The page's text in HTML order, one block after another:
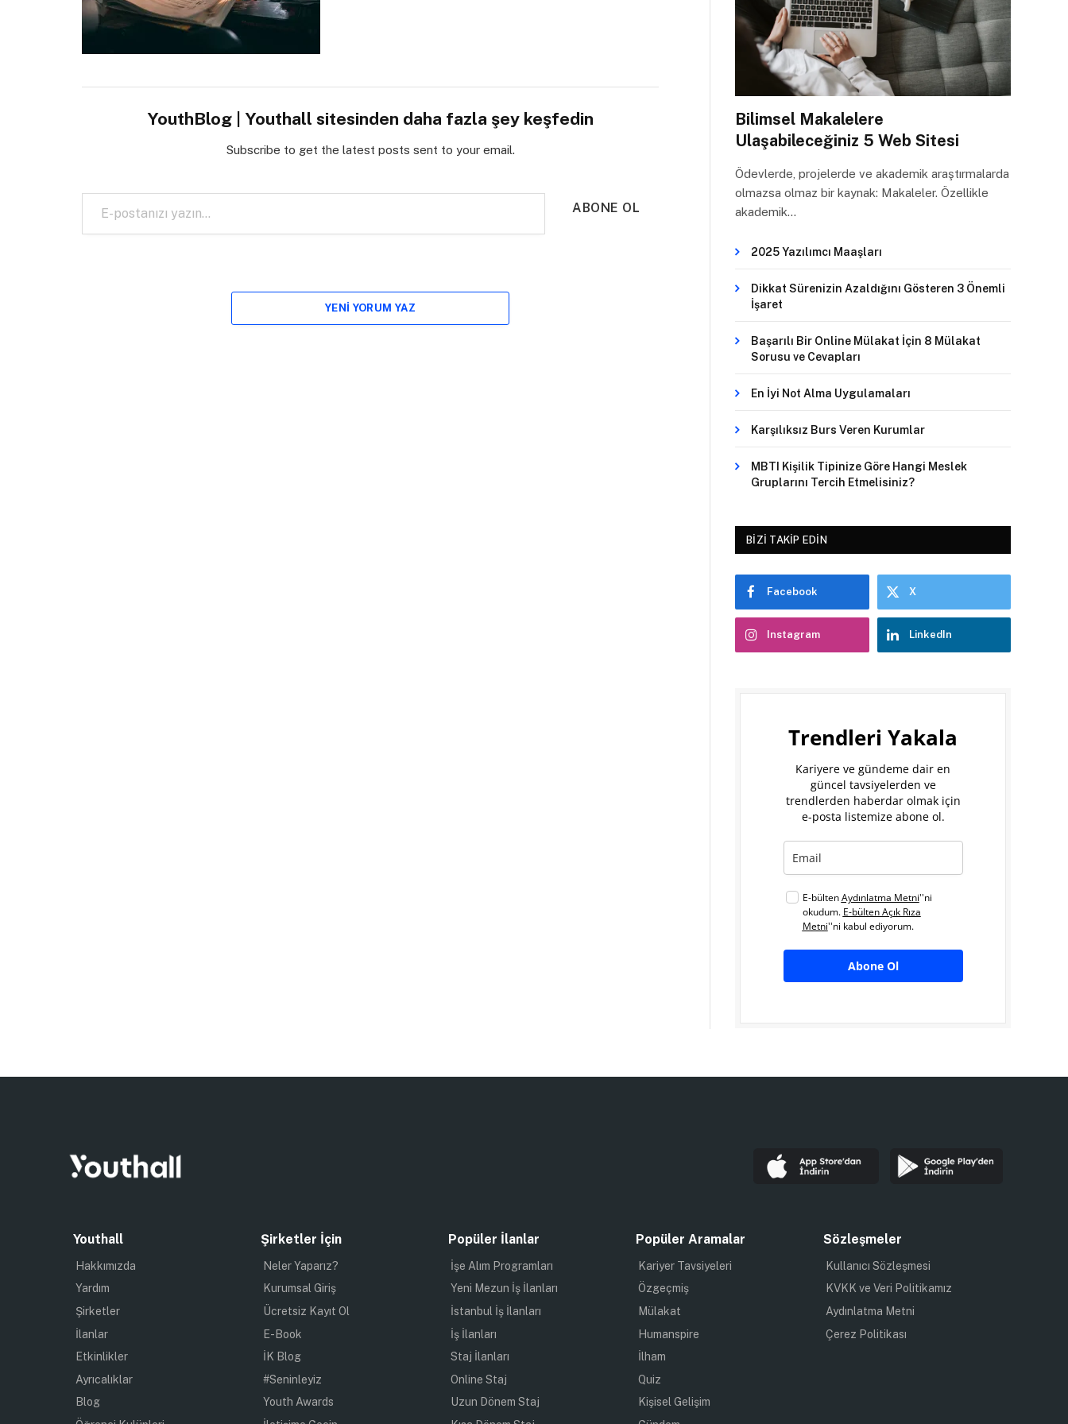
YouthBlog | Youthall sitesinden daha fazla şey keşfedin
Subscribe to get the latest posts sent to your email.
E-postanızı yazın…
ABONE OL
YENI YORUM YAZ
Bilimsel Makalelere
Ulaşabileceğiniz 5 Web Sitesi
Ödevlerde, projelerde ve akademik araştırmalarda
olmazsa olmaz bir kaynak: Makaleler. Özellikle
akademik…
2025 Yazılımcı Maaşları
Dikkat Sürenizin Azaldığını Gösteren 3 Önemli
İşaret
Başarılı Bir Online Mülakat İçin 8 Mülakat
Sorusu ve Cevapları
En İyi Not Alma Uygulamaları
Karşılıksız Burs Veren Kurumlar
MBTI Kişilik Tipinize Göre Hangi Meslek
Gruplarını Tercih Etmelisiniz?
BIZI TAKIP EDIN
Facebook X
Instagram LinkedIn
Trendleri Yakala
Kariyere ve gündeme dair en
güncel tavsiyelerden ve
trendlerden haberdar olmak için
e-posta listemize abone ol.
E-bültenAydınlatma Metni''ni
okudum. E-bülten Açık Rıza
Metni''ni kabul ediyorum.
Abone Ol
Youthall
Hakkımızda
Yardım
Şirketler
İlanlar
Etkinlikler
Ayrıcalıklar
Blog
Şirketler İçin
Neler Yaparız?
Kurumsal Giriş
Ücretsiz Kayıt Ol
E-Book
İK Blog
#Seninleyiz
Youth Awards
Popüler İlanlar
İşe Alım Programları
Yeni Mezun İş İlanları
İstanbul İş İlanları
İş İlanları
Staj İlanları
Online Staj
Uzun Dönem Staj
Popüler Aramalar
Kariyer Tavsiyeleri
Özgeçmiş
Mülakat
Humanspire
İlham
Quiz
Kişisel Gelişim
Sözleşmeler
Kullanıcı Sözleşmesi
KVKK ve Veri Politikamız
Aydınlatma Metni
Çerez Politikası